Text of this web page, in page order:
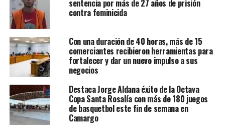
sentencia por más de 27 años de prisión
contra feminicida
Con una duración de 40 horas, más de 15
comerciantes recibieron herramientas para
fortalecer y dar un nuevo impulso a sus
negocios
Destaca Jorge Aldana éxito de la Octava
Copa Santa Rosalía con más de 180 juegos
de basquetbol este fin de semana en
Camargo